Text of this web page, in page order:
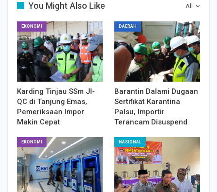
All
You Might Also Like
EKONOMI
Karding Tinjau SSm JI-
QC di Tanjung Emas,
Pemeriksaan Impor
Makin Cepat
DAERAH
Barantin Dalami Dugaan
Sertifikat Karantina
Palsu, Importir
Terancam Disuspend
EKONOMI NASIONAL